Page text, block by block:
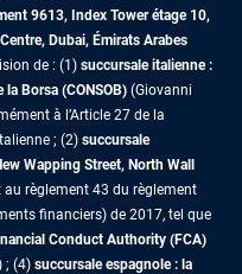
9613, Index Tower étage 10,
Dubai, Émirats Arabes
de : (1) succursale italienne :
la Borsa (CONSOB) (Giovanni
à l’Article 27 de la
; (2) succursale
Wapping Street, North Wall
règlement 43 du règlement
financiers) de 2017, tel que
Conduct Authority (FCA)
; (4) succursale espagnole : la